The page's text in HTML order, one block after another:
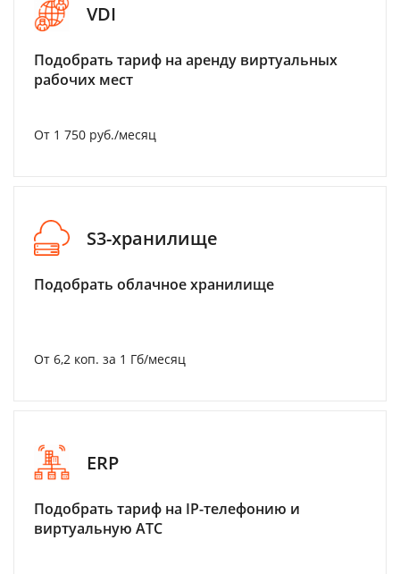
VDI
Подобрать тариф на аренду виртуальных
рабочих мест
От 1 750 руб./месяц
S3-хранилище
Подобрать облачное хранилище
От 6,2 коп. за 1 Гб/месяц
ERP
Подобрать тариф на IP-телефонию и
виртуальную АТС